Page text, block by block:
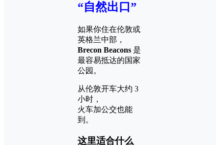
“自然出口”
如果你住在伦敦或
英格兰中部，
Brecon Beacons 是
最容易抵达的国家
公园。
从伦敦开车大约 3
小时，
火车加公交也能
到。
这里适合什么